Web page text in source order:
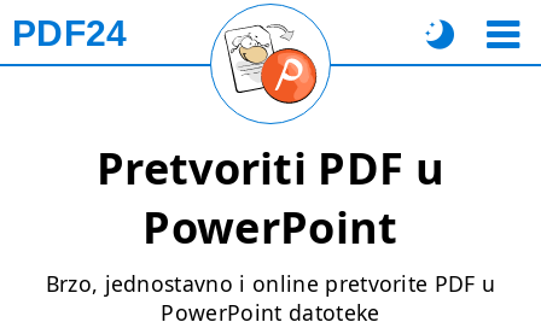
PDF24
Pretvoriti PDF u
PowerPoint
Brzo, jednostavno i online pretvorite PDF u
PowerPoint datoteke